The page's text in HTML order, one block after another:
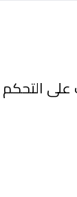
على